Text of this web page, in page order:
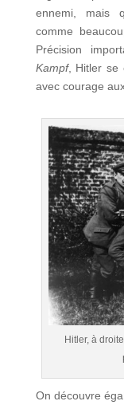
ennemi, mais
comme
Précision
Kampf, Hitler se
avec courage
Hitler, à
On découvre